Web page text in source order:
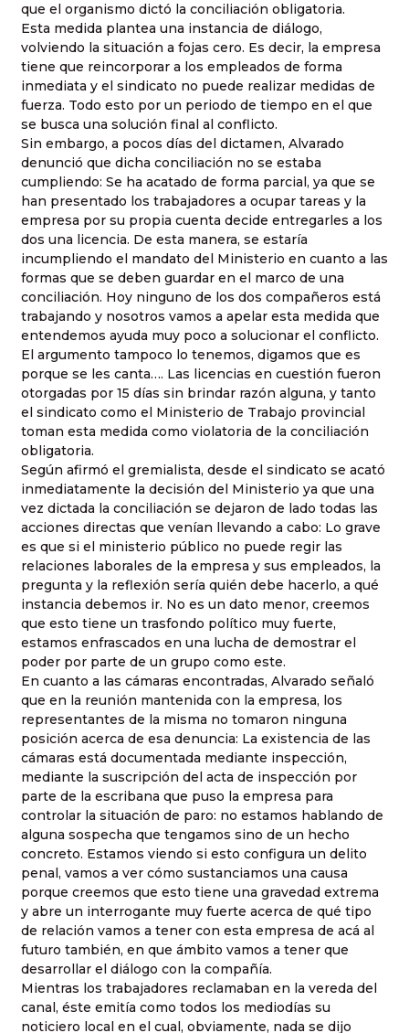
que el organismo dictó la conciliación obligatoria.
Esta medida plantea una instancia de diálogo,
volviendo la situación a fojas cero. Es decir, la empresa
tiene que reincorporar a los empleados de forma
inmediata y el sindicato no puede realizar medidas de
fuerza. Todo esto por un periodo de tiempo en el que
se busca una solución final al conflicto.
Sin embargo, a pocos días del dictamen, Alvarado
denunció que dicha conciliación no se estaba
cumpliendo: Se ha acatado de forma parcial, ya que se
han presentado los trabajadores a ocupar tareas y la
empresa por su propia cuenta decide entregarles a los
dos una licencia. De esta manera, se estaría
incumpliendo el mandato del Ministerio en cuanto a las
formas que se deben guardar en el marco de una
conciliación. Hoy ninguno de los dos compañeros está
trabajando y nosotros vamos a apelar esta medida que
entendemos ayuda muy poco a solucionar el conflicto.
El argumento tampoco lo tenemos, digamos que es
porque se les canta…. Las licencias en cuestión fueron
otorgadas por 15 días sin brindar razón alguna, y tanto
el sindicato como el Ministerio de Trabajo provincial
toman esta medida como violatoria de la conciliación
obligatoria.
Según afirmó el gremialista, desde el sindicato se acató
inmediatamente la decisión del Ministerio ya que una
vez dictada la conciliación se dejaron de lado todas las
acciones directas que venían llevando a cabo: Lo grave
es que si el ministerio público no puede regir las
relaciones laborales de la empresa y sus empleados, la
pregunta y la reflexión sería quién debe hacerlo, a qué
instancia debemos ir. No es un dato menor, creemos
que esto tiene un trasfondo político muy fuerte,
estamos enfrascados en una lucha de demostrar el
poder por parte de un grupo como este.
En cuanto a las cámaras encontradas, Alvarado señaló
que en la reunión mantenida con la empresa, los
representantes de la misma no tomaron ninguna
posición acerca de esa denuncia: La existencia de las
cámaras está documentada mediante inspección,
mediante la suscripción del acta de inspección por
parte de la escribana que puso la empresa para
controlar la situación de paro: no estamos hablando de
alguna sospecha que tengamos sino de un hecho
concreto. Estamos viendo si esto configura un delito
penal, vamos a ver cómo sustanciamos una causa
porque creemos que esto tiene una gravedad extrema
y abre un interrogante muy fuerte acerca de qué tipo
de relación vamos a tener con esta empresa de acá al
futuro también, en que ámbito vamos a tener que
desarrollar el diálogo con la compañía.
Mientras los trabajadores reclamaban en la vereda del
canal, éste emitía como todos los mediodías su
noticiero local en el cual, obviamente, nada se dijo